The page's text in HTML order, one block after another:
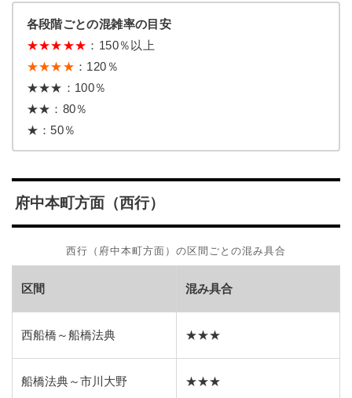
各段階ごとの混雑率の目安
★★★★★ ：150％以上
★★★★ ：120％
★★★：100％
★★：80％
★：50％
府中本町方面（西行）
西行（府中本町方面）の区間ごとの混み具合
区間 混み具合
西船橋～船橋法典 ★★★
船橋法典～市川大野 ★★★